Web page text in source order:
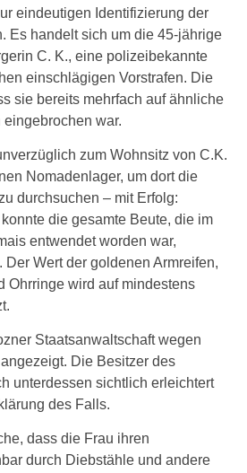
eindeutigen Identifizierung der
Es handelt sich um die 45-jährige
C. K., eine polizeibekannte
einschlägigen Vorstrafen. Die
sie bereits mehrfach auf ähnliche
war.
zum Wohnsitz von C.K.
Nomadenlager, um dort die
durchsuchen – mit Erfolg:
die gesamte Beute, die im
entwendet worden war,
Wert der goldenen Armreifen,
Ohrringe wird auf mindestens
Staatsanwaltschaft wegen
Die Besitzer des
unterdessen sichtlich erleichtert
des Falls.
dass die Frau ihren
durch Diebstähle und andere